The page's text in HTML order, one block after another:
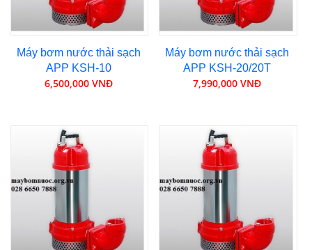
Máy bơm nước thải sạch
APP KSH-10
6,500,000 VNĐ
Máy bơm nước thải sạch
APP KSH-20/20T
7,990,000 VNĐ